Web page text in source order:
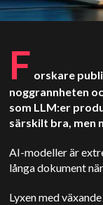
F orskare
noggrannheten
som LLM:er
särskilt bra, men
AI-modeller är
långa dokument
Lyxen med